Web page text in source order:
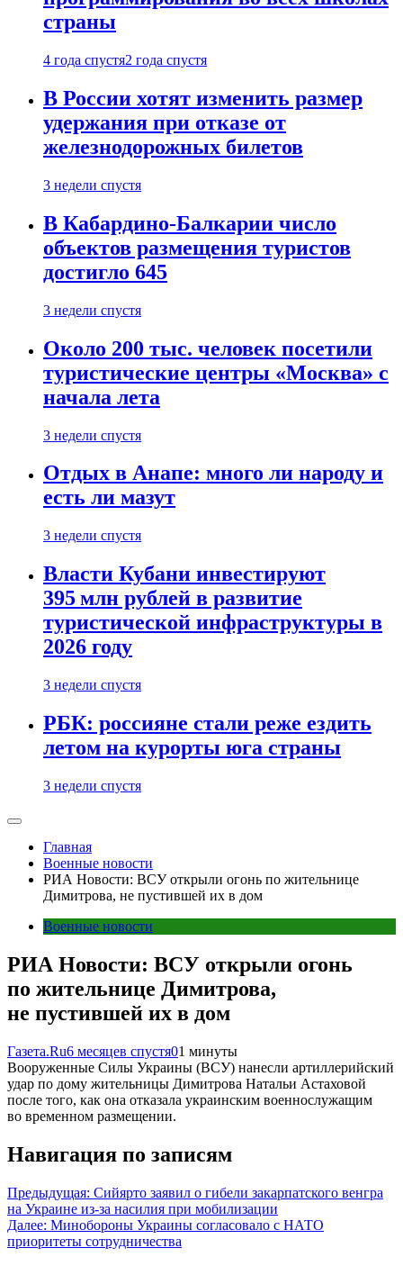
страны
4 года спустя2 года спустя
В России хотят изменить размер
удержания при отказе от
железнодорожных билетов
3 недели спустя
В Кабардино-Балкарии число
объектов размещения туристов
достигло 645
3 недели спустя
Около 200 тыс. человек посетили
туристические центры «Москва» с
начала лета
3 недели спустя
Отдых в Анапе: много ли народу и
есть ли мазут
3 недели спустя
Власти Кубани инвестируют
395 млн рублей в развитие
туристической инфраструктуры в
2026 году
3 недели спустя
РБК: россияне стали реже ездить
летом на курорты юга страны
3 недели спустя
Главная
Военные новости
РИА Новости: ВСУ открыли огонь по жительнице
Димитрова, не пустившей их в дом
Военные новости
РИА Новости: ВСУ открыли огонь
по жительнице Димитрова,
не пустившей их в дом
Газета.Ru6 месяцев спустя01 минуты
Вооруженные Силы Украины (ВСУ) нанесли артиллерийский
удар по дому жительницы Димитрова Натальи Астаховой
после того, как она отказала украинским военнослужащим
во временном размещении.
Навигация по записям
Предыдущая: Сийярто заявил о гибели закарпатского венгра
на Украине из-за насилия при мобилизации
Далее: Минобороны Украины согласовало с НАТО
приоритеты сотрудничества